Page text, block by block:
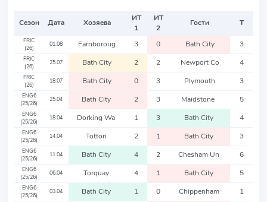
Сезон Дата Хозяева
ИТ
1
ИТ
2
Гости Т
FRIC
(26)
01.08 Farnboroug 3 0 Bath City 3
FRIC
(26)
25.07 Bath City 2 2 Newport Co 4
FRIC
(26)
18.07 Bath City 0 3 Plymouth 3
ENG6
(25/26)
25.04 Bath City 2 3 Maidstone 5
ENG6
(25/26)
18.04 Dorking Wa 1 3 Bath City 4
ENG6
(25/26)
14.04 Totton 2 1 Bath City 3
ENG6
(25/26)
11.04 Bath City 4 2 Chesham Un 6
ENG6
(25/26)
06.04 Torquay 4 1 Bath City 5
ENG6
(25/26)
03.04 Bath City 1 0 Chippenham 1